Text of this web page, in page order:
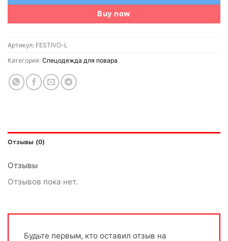
Buy now
Артикул: FESTIVO-L
Категория: Спецодежда для повара
Отзывы (0)
Отзывы
Отзывов пока нет.
Будьте первым, кто оставил отзыв на